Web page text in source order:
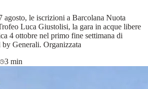
agosto, le iscrizioni a Barcolana Nuota
Luca Giustolisi, la gara in acque libere
4 ottobre nel primo fine settimana di
by Generali. Organizzata
3 min